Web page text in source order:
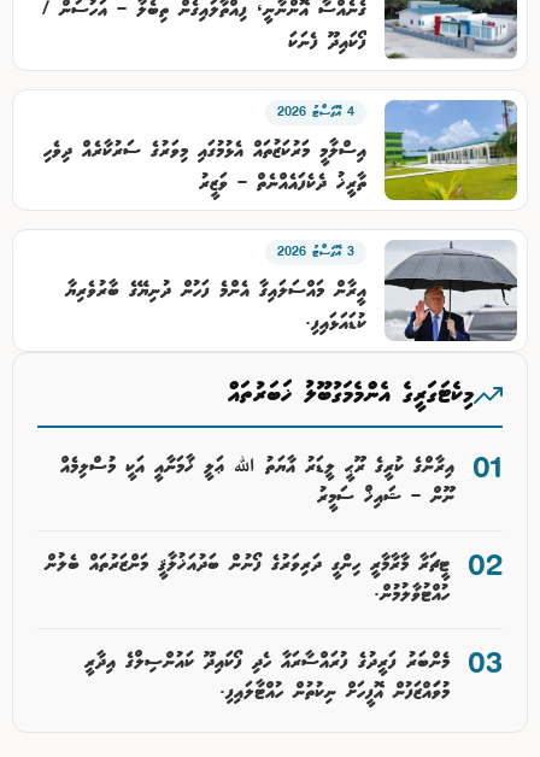
ގެނެއްސާ އޮންނާނީ، ފިއްތާލައިގެން ތިބެލާ – އަހުސަން /
ފޯކައިދޫ ފެނަކަ
4 އޮގަސްޓު 2026
އިސްލާމީ މަރުކަޒުތައް އެޅުމުގައި މިވަރުގެ ސަރުކާރެއް ދިވެހި
ތާރީޚު ދެކެފައެއްނެތް – ވަޒީރު
3 އޮގަސްޓު 2026
އީރާން މައްސަލައިގާ އެންމެ ފަހުން ދުނިޔޭގެ ބާރުވެރިޔާ
ކުޑައަޅައިފި.
މިކެޓަގަރީގެ އެންމެމަގުބޫލު ޚަބަރުތައް
އިރާންގެ ކުރީގެ ރޫޙީ ލީޑަރު އާޔަތު ﷲ ޢަލީ ޚާމަނާއީ އަކީ މުސްލިމެއް
ނޫން – ޝައިޚް ސަމީރު
ޓީޗަރާ މާރާމާރީ ހިންގީ ދަރިވަރުގެ ފޯނުން ބަދުއަޚުލާޤީ މަންޒަރުތައް ބެލުން
ހުއްޓުވާލުމުން.
މެންބަރު ފަރީދުގެ ފުރައްސާރައާ ހެދި ފޯކައިދޫ ކައުންސިލްގެ އިދާރީ
މުވަައްޒަފުން އޮފީހަށް ނިކުތުން ހުއްޓާލައިފި.